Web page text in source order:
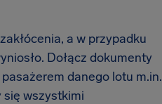
a w przypadku
Dołącz dokumenty
danego lotu m.in.
się wszystkimi